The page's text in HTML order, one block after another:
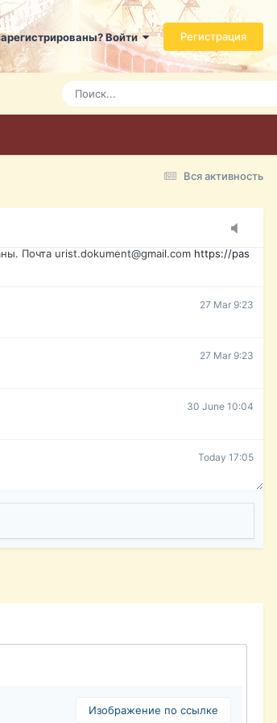
Войти Регистрация
Вся активность
Быстрое оформление договора с
7 Mar 3:21
7 Mar 3:24
7 Mar 3:28
15 Mar 16:47
Почта urist.dokument@gmail.com https://pas
27 Mar 9:23
27 Mar 9:23
30 June 10:04
Today 17:05
Изображение по ссылке